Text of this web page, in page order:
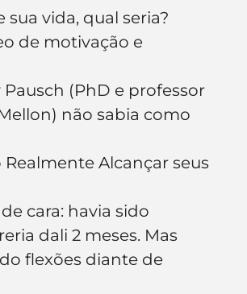
Frases
sua vida, qual seria?
de motivação e
(PhD e professor
não sabia como
Alcançar seus
cara: havia sido
dali 2 meses. Mas
flexões diante de